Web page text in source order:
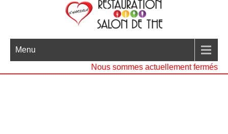
Menu
Nous sommes actuellement fermés